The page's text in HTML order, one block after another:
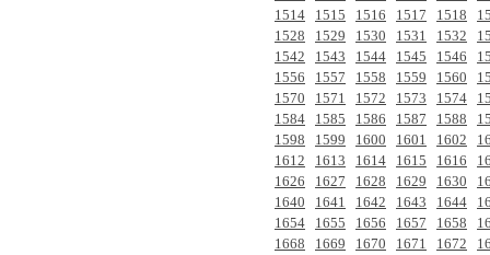
1514
1515 1516 1517 1518
1528
1529 1530 1531 1532
1542
1543 1544 1545 1546
1556
1557 1558 1559 1560
1570
1571 1572 1573 1574
1584
1585 1586 1587 1588
1598
1599 1600 1601 1602
1612
1613 1614 1615 1616
1626
1627 1628 1629 1630
1640
1641 1642 1643 1644
1654
1655 1656 1657 1658
1668
1669 1670 1671 1672